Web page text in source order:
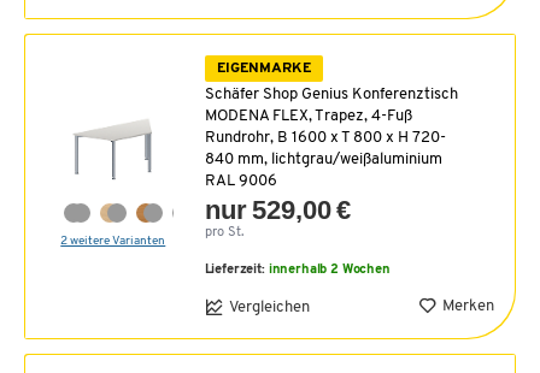
2 weitere Varianten
EIGENMARKE
Schäfer Shop Genius Konferenztisch
MODENA FLEX, Trapez, 4-Fuß
Rundrohr, B 1600 x T 800 x H 720-
840 mm, lichtgrau/weißaluminium
RAL 9006
nur 529,00 €
pro St.
Lieferzeit: innerhalb 2 Wochen
Vergleichen Merken